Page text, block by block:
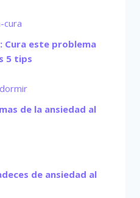
Cura este problema
5 tips
de la ansiedad al
de ansiedad al